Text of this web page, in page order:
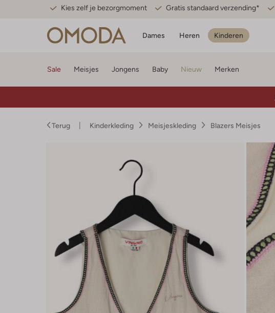
Kies zelf je bezorgmoment Gratis standaard verzending*
Dames Heren Kinderen
Sale Meisjes Jongens Baby Nieuw Merken
Terug Kinderkleding Meisjeskleding Blazers Meisjes